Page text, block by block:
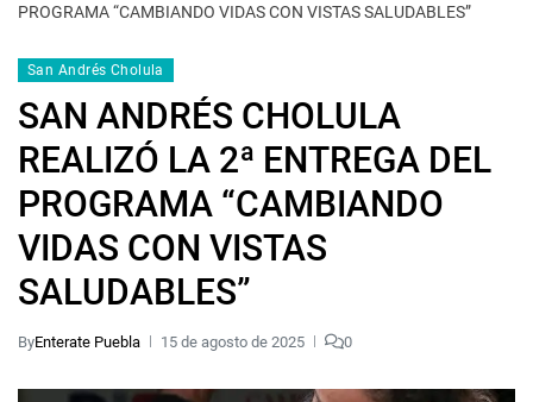
PROGRAMA “CAMBIANDO VIDAS CON VISTAS SALUDABLES”
San Andrés Cholula
SAN ANDRÉS CHOLULA
REALIZÓ LA 2ª ENTREGA DEL
PROGRAMA “CAMBIANDO
VIDAS CON VISTAS
SALUDABLES”
ByEnterate Puebla 15 de agosto de 2025 0